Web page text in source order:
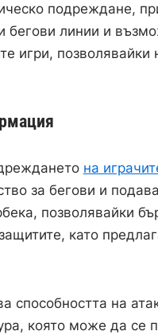
подреждане,
бегови линии и
игри, позволявайки
на
за бегови и
позволявайки
като
на
която може да се